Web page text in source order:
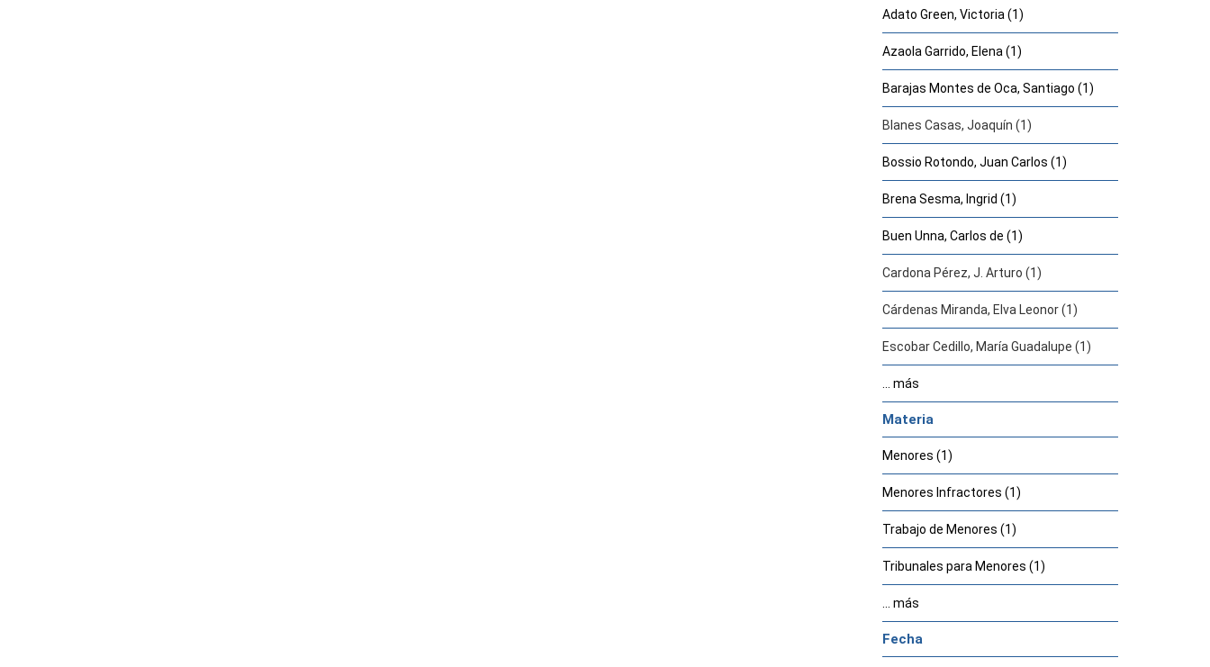
Adato Green, Victoria (1)
Azaola Garrido, Elena (1)
Barajas Montes de Oca, Santiago (1)
Blanes Casas, Joaquín (1)
Bossio Rotondo, Juan Carlos (1)
Brena Sesma, Ingrid (1)
Buen Unna, Carlos de (1)
Cardona Pérez, J. Arturo (1)
Cárdenas Miranda, Elva Leonor (1)
Escobar Cedillo, María Guadalupe (1)
... más
Materia
Menores (1)
Menores Infractores (1)
Trabajo de Menores (1)
Tribunales para Menores (1)
... más
Fecha